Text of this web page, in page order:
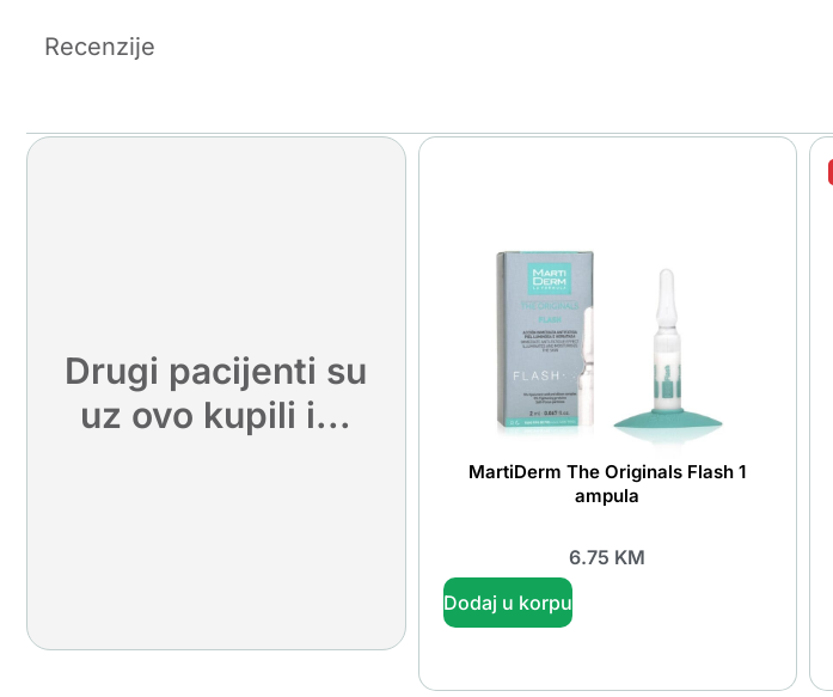
Recenzije
Drugi pacijenti su
uz ovo kupili i...
MartiDerm The Originals Flash 1
ampula
6.75 KM
Dodaj u korpu